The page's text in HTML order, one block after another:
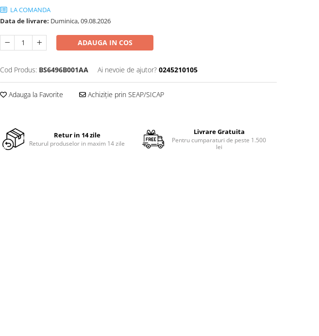
LA COMANDA
Data de livrare: Duminica, 09.08.2026
ADAUGA IN COS
Cod Produs: BS6496B001AA Ai nevoie de ajutor? 0245210105
Adauga la Favorite Achiziție prin SEAP/SICAP
Retur in 14 zile
Returul produselor in maxim 14 zile
Livrare Gratuita
Pentru cumparaturi de peste 1.500
lei